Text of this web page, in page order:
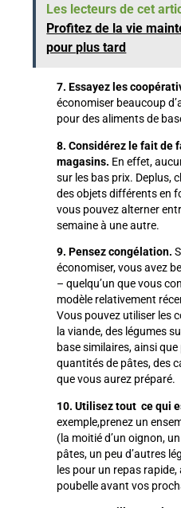
Les lecteurs de cet
Profitez de la vie
pour plus tard
7. Essayez les
économiser beaucoup
pour des aliments de
8. Considérez le fait de
magasins. En effet,
sur les bas prix. Deplus,
des objets différents en
vous pouvez alterner
semaine à une autre.
9. Pensez congélation.
économiser, vous avez
– quelqu’un que vous
modèle relativement
Vous pouvez utiliser les
la viande, des légumes
base similaires, ainsi
quantités de pâtes, des
que vous aurez préparé.
10. Utilisez tout ce qui
exemple,prenez un
(la moitié d’un oignon,
pâtes, un peu d’autres
les pour un repas
poubelle avant vos